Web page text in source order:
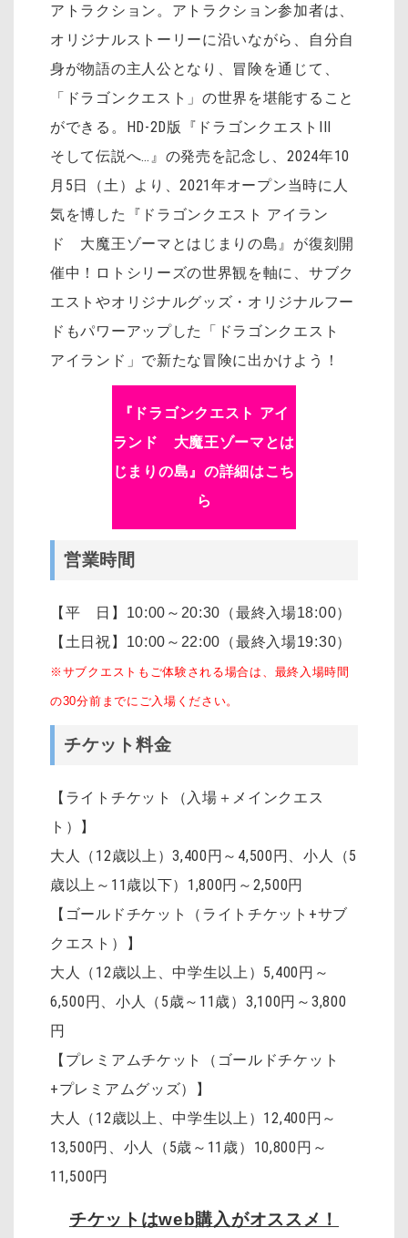
アトラクション。アトラクション参加者は、
オリジナルストーリーに沿いながら、自分自
身が物語の主人公となり、冒険を通じて、
「ドラゴンクエスト」の世界を堪能すること
ができる。HD-2D版『ドラゴンクエストIII
そして伝説へ…』の発売を記念し、2024年10
月5日（土）より、2021年オープン当時に人
気を博した『ドラゴンクエスト アイラン
ド 大魔王ゾーマとはじまりの島』が復刻開
催中！ロトシリーズの世界観を軸に、サブク
エストやオリジナルグッズ・オリジナルフー
ドもパワーアップした「ドラゴンクエスト
アイランド」で新たな冒険に出かけよう！
『ドラゴンクエスト アイ
ランド 大魔王ゾーマとは
じまりの島』の詳細はこち
ら
営業時間
【平 日】10:00～20:30（最終入場18:00）
【土日祝】10:00～22:00（最終入場19:30）
※サブクエストもご体験される場合は、最終入場時間
の30分前までにご入場ください。
チケット料金
【ライトチケット（入場＋メインクエス
ト）】
大人（12歳以上）3,400円～4,500円 、小人（5
歳以上～11歳以下）1,800円～2,500円
【ゴールドチケット（ライトチケット+サブ
クエスト）】
大人（12歳以上、中学生以上）5,400円～
6,500円、小人（5歳～11歳）3,100円～3,800
円
【プレミアムチケット（ゴールドチケット
+プレミアムグッズ）】
大人（12歳以上、中学生以上）12,400円～
13,500円、小人（5歳～11歳）10,800円～
11,500円
チケットはweb購入がオススメ！